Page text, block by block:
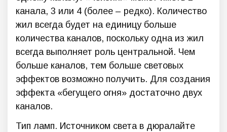
канала, 3 или 4 (более – редко). Количество
жил всегда будет на единицу больше
количества каналов, поскольку одна из жил
всегда выполняет роль центральной. Чем
больше каналов, тем больше световых
эффектов возможно получить. Для создания
эффекта «бегущего огня» достаточно двух
каналов.
Тип ламп. Источником света в дюралайте